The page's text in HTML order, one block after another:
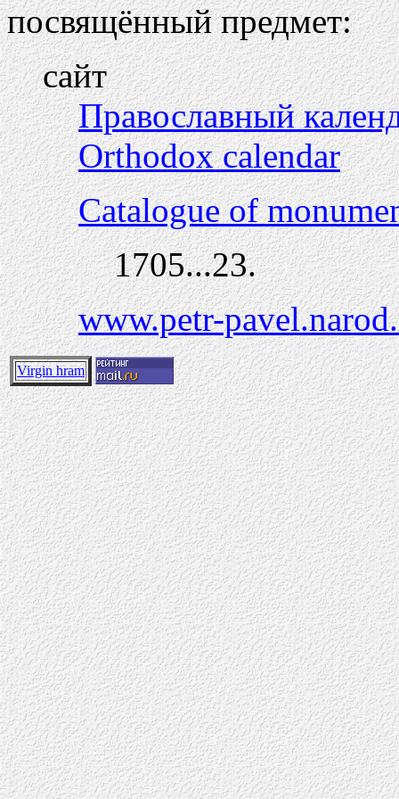
посвящённый предмет:
сайт
Православный
Orthodox calendar
Catalogue of
1705...23.
www.petr-
Virgin hram